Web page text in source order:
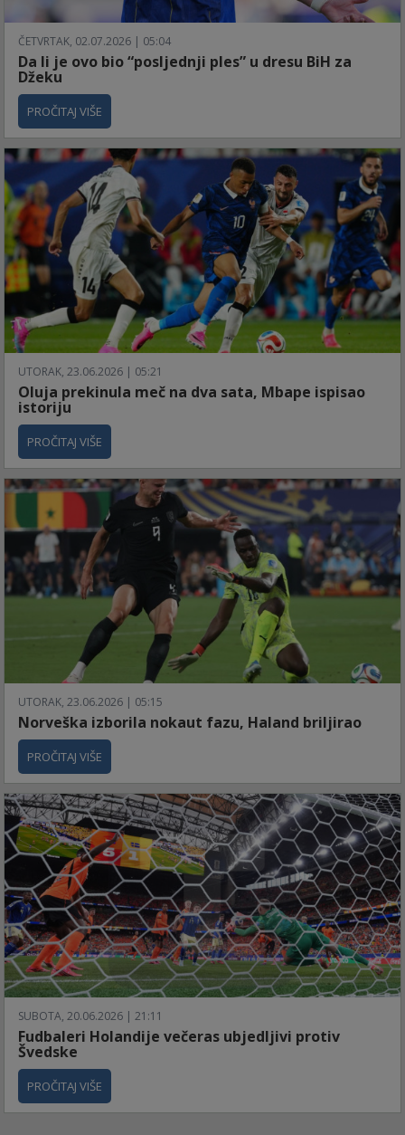
ČETVRTAK, 02.07.2026 | 05:04
Da li je ovo bio “posljednji ples” u dresu BiH za
Džeku
PROČITAJ VIŠE
UTORAK, 23.06.2026 | 05:21
Oluja prekinula meč na dva sata, Mbape ispisao
istoriju
PROČITAJ VIŠE
UTORAK, 23.06.2026 | 05:15
Norveška izborila nokaut fazu, Haland briljirao
PROČITAJ VIŠE
SUBOTA, 20.06.2026 | 21:11
Fudbaleri Holandije večeras ubjedljivi protiv
Švedske
PROČITAJ VIŠE